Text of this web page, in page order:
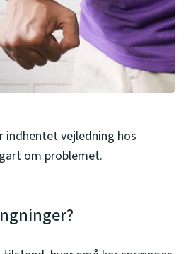
indhentet vejledning hos
om problemet.